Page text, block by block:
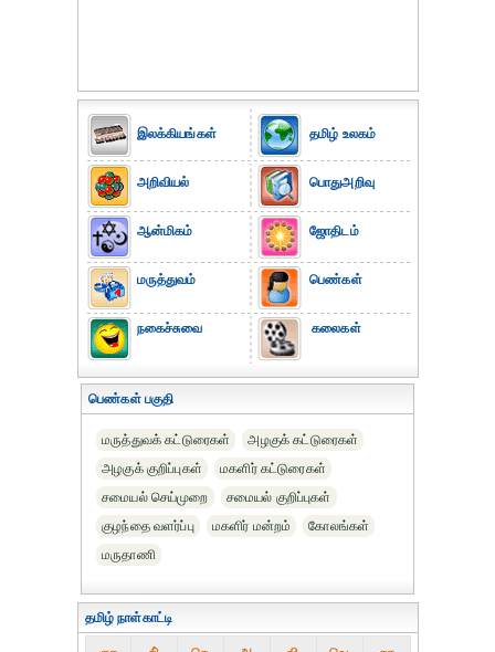
இலக்கியங்கள்
அறிவியல்
ஆன்மிகம்
மருத்துவம்
நகைச்சுவை
தமிழ் உலகம்
பொதுஅறிவு
ஜோதிடம்
பெண்கள்
கலைகள்
பெண்கள் பகுதி
மருத்துவக் கட்டுரைகள்
அழகுக் கட்டுரைகள்
அழகுக் குறிப்புகள்
மகளிர் கட்டுரைகள்
சமையல் செய்முறை
சமையல் குறிப்புகள்
குழந்தை வளர்ப்பு
மகளிர் மன்றம்
கோலங்கள்
மருதாணி
தமிழ் நாள்காட்டி